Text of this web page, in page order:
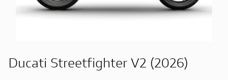
Ducati Streetfighter V2 (2026)